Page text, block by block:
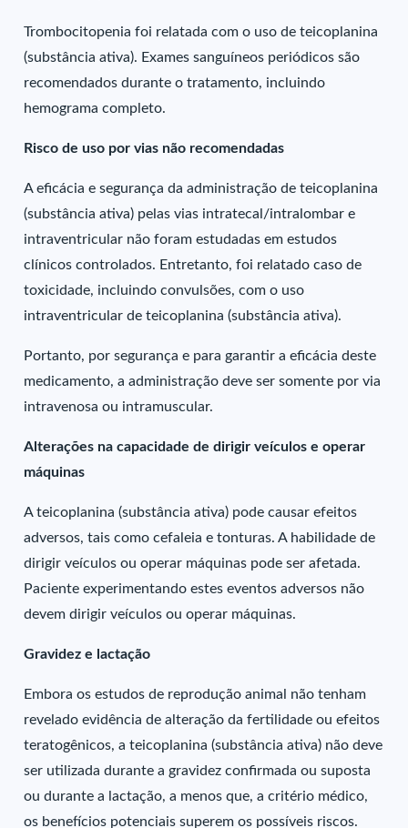
Trombocitopenia foi relatada com o uso de teicoplanina
(substância ativa). Exames sanguíneos periódicos são
recomendados durante o tratamento, incluindo
hemograma completo.
Risco de uso por vias não recomendadas
A eficácia e segurança da administração de teicoplanina
(substância ativa) pelas vias intratecal/intralombar e
intraventricular não foram estudadas em estudos
clínicos controlados. Entretanto, foi relatado caso de
toxicidade, incluindo convulsões, com o uso
intraventricular de teicoplanina (substância ativa).
Portanto, por segurança e para garantir a eficácia deste
medicamento, a administração deve ser somente por via
intravenosa ou intramuscular.
Alterações na capacidade de dirigir veículos e operar
máquinas
A teicoplanina (substância ativa) pode causar efeitos
adversos, tais como cefaleia e tonturas. A habilidade de
dirigir veículos ou operar máquinas pode ser afetada.
Paciente experimentando estes eventos adversos não
devem dirigir veículos ou operar máquinas.
Gravidez e lactação
Embora os estudos de reprodução animal não tenham
revelado evidência de alteração da fertilidade ou efeitos
teratogênicos, a teicoplanina (substância ativa) não deve
ser utilizada durante a gravidez confirmada ou suposta
ou durante a lactação, a menos que, a critério médico,
os benefícios potenciais superem os possíveis riscos.